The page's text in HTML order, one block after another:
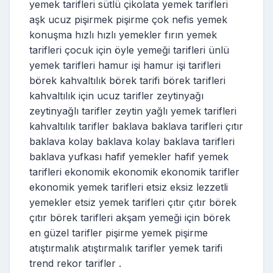
yemek tarifleri sütlü çikolata yemek tarifleri
aşk ucuz pişirmek pişirme çok nefis yemek
konuşma hızlı hızlı yemekler fırın yemek
tarifleri çocuk için öyle yemeği tarifleri ünlü
yemek tarifleri hamur işi hamur işi tarifleri
börek kahvaltılık börek tarifi börek tarifleri
kahvaltılık için ucuz tarifler zeytinyağı
zeytinyağlı tarifler zeytin yağlı yemek tarifleri
kahvaltılık tarifler baklava baklava tarifleri çıtır
baklava kolay baklava kolay baklava tarifleri
baklava yufkası hafif yemekler hafif yemek
tarifleri ekonomik ekonomik ekonomik tarifler
ekonomik yemek tarifleri etsiz eksiz lezzetli
yemekler etsiz yemek tarifleri çıtır çıtır börek
çıtır börek tarifleri akşam yemeği için börek
en güzel tarifler pişirme yemek pişirme
atıştırmalık atıştırmalık tarifler yemek tarifi
trend rekor tarifler .